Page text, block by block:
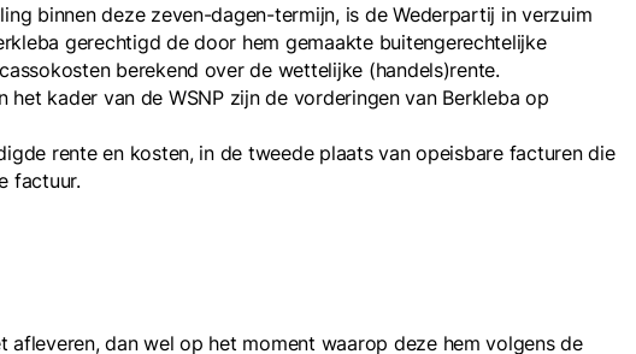
binnen deze zeven-dagen-termijn, is de Wederpartij in verzuim
gerechtigd de door hem gemaakte buitengerechtelijke
berekend over de wettelijke (handels)rente.
kader van de WSNP zijn de vorderingen van Berkleba op
rente en kosten, in de tweede plaats van opeisbare facturen die
factuur.
dan wel op het moment waarop deze hem volgens de